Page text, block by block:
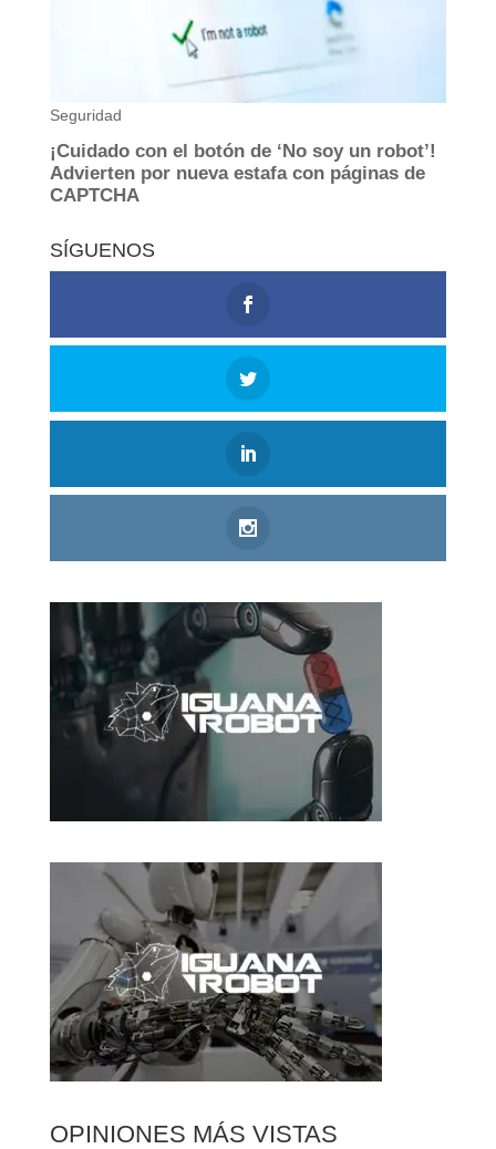
SÍGUENOS
OPINIONES MÁS VISTAS